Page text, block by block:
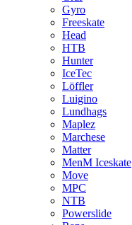
Gyro
Freeskate
Head
HTB
Hunter
IceTec
Löffler
Luigino
Lundhags
Maplez
Marchese
Matter
MenM Iceskate
Move
MPC
NTB
Powerslide